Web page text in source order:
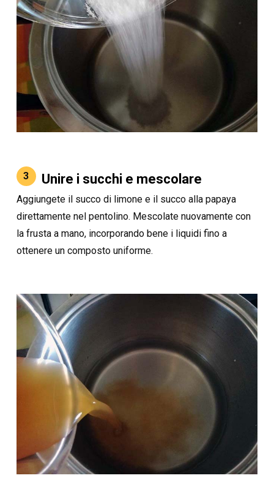
3 Unire i succhi e mescolare
Aggiungete il succo di limone e il succo alla papaya
direttamente nel pentolino. Mescolate nuovamente con
la frusta a mano, incorporando bene i liquidi fino a
ottenere un composto uniforme.